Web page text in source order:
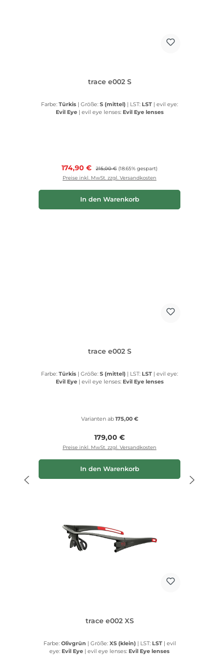
trace e002 S
Farbe: Türkis | Größe: S (mittel) | LST: LST | evil eye:
Evil Eye | evil eye lenses: Evil Eye lenses
Verkaufspreis:
174,90 € Regulärer Preis:
215,00 € (18.65% gespart)
Preise inkl. MwSt. zzgl. Versandkosten
In den Warenkorb
trace e002 S
Farbe: Türkis | Größe: S (mittel) | LST: LST | evil eye:
Evil Eye | evil eye lenses: Evil Eye lenses
Varianten ab175,00 €
Regulärer Preis:
179,00 €
Preise inkl. MwSt. zzgl. Versandkosten
In den Warenkorb
trace e002 XS
Farbe: Olivgrün | Größe: XS (klein) | LST: LST |
eye: Evil Eye | evil eye lenses: Evil Eye lenses